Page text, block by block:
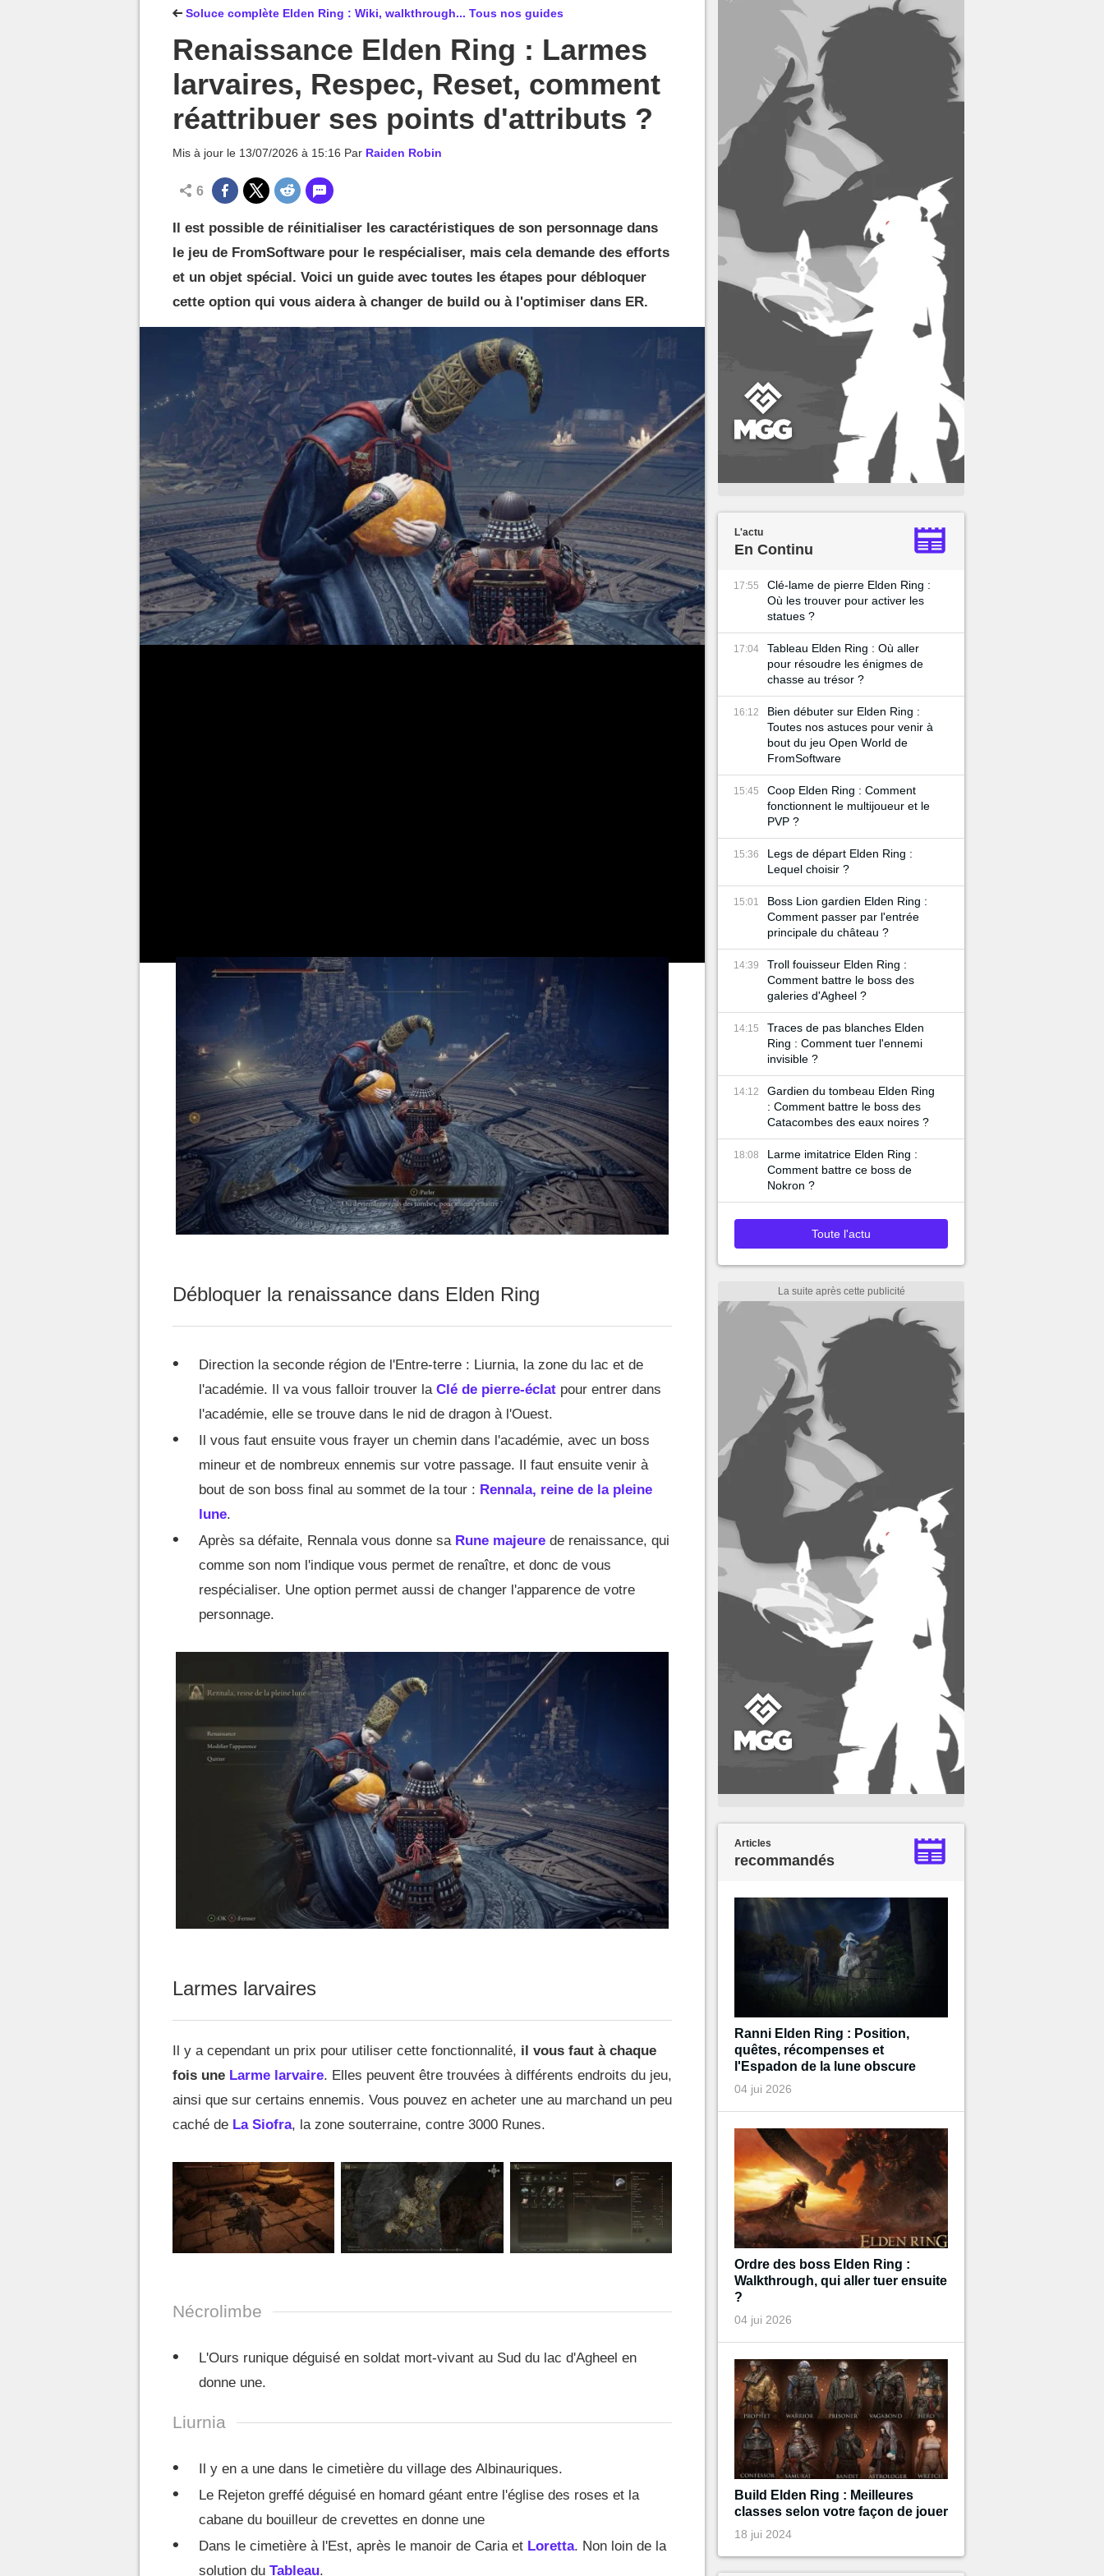
Soluce complète Elden Ring : Wiki, walkthrough... Tous nos guides
Renaissance Elden Ring : Larmes
larvaires, Respec, Reset, comment
réattribuer ses points d'attributs ?
Mis à jour le 13/07/2026 à 15:16 Par Raiden Robin
6
Il est possible de réinitialiser les caractéristiques de son personnage dans
le jeu de FromSoftware pour le respécialiser, mais cela demande des efforts
et un objet spécial. Voici un guide avec toutes les étapes pour débloquer
cette option qui vous aidera à changer de build ou à l'optimiser dans ER.
Débloquer la renaissance dans Elden Ring
Direction la seconde région de l'Entre-terre : Liurnia, la zone du lac et de
l'académie. Il va vous falloir trouver la Clé de pierre-éclat pour entrer dans
l'académie, elle se trouve dans le nid de dragon à l'Ouest.
Il vous faut ensuite vous frayer un chemin dans l'académie, avec un boss
mineur et de nombreux ennemis sur votre passage. Il faut ensuite venir à
bout de son boss final au sommet de la tour : Rennala, reine de la pleine
lune.
Après sa défaite, Rennala vous donne sa Rune majeure de renaissance, qui
comme son nom l'indique vous permet de renaître, et donc de vous
respécialiser. Une option permet aussi de changer l'apparence de votre
personnage.
Larmes larvaires
Il y a cependant un prix pour utiliser cette fonctionnalité, il vous faut à chaque
fois une Larme larvaire. Elles peuvent être trouvées à différents endroits du jeu,
ainsi que sur certains ennemis. Vous pouvez en acheter une au marchand un peu
caché de La Siofra, la zone souterraine, contre 3000 Runes.
Nécrolimbe
L'Ours runique déguisé en soldat mort-vivant au Sud du lac d'Agheel en
donne une.
Liurnia
Il y en a une dans le cimetière du village des Albinauriques.
Le Rejeton greffé déguisé en homard géant entre l'église des roses et la
cabane du bouilleur de crevettes en donne une
Dans le cimetière à l'Est, après le manoir de Caria et Loretta. Non loin de la
solution du Tableau.
L'actu
En Continu
17:55
Clé-lame de pierre Elden Ring :
Où les trouver pour activer les
statues ?
17:04
Tableau Elden Ring : Où aller
pour résoudre les énigmes de
chasse au trésor ?
16:12
Bien débuter sur Elden Ring :
Toutes nos astuces pour venir à
bout du jeu Open World de
FromSoftware
15:45
Coop Elden Ring : Comment
fonctionnent le multijoueur et le
PVP ?
15:36
Legs de départ Elden Ring :
Lequel choisir ?
15:01
Boss Lion gardien Elden Ring :
Comment passer par l'entrée
principale du château ?
14:39
Troll fouisseur Elden Ring :
Comment battre le boss des
galeries d'Agheel ?
14:15
Traces de pas blanches Elden
Ring : Comment tuer l'ennemi
invisible ?
14:12
Gardien du tombeau Elden Ring
: Comment battre le boss des
Catacombes des eaux noires ?
18:08
Larme imitatrice Elden Ring :
Comment battre ce boss de
Nokron ?
Toute l'actu
Articles
recommandés
Ranni Elden Ring : Position,
quêtes, récompenses et
l'Espadon de la lune obscure
04 jui 2026
Ordre des boss Elden Ring :
Walkthrough, qui aller tuer ensuite
?
04 jui 2026
Build Elden Ring : Meilleures
classes selon votre façon de jouer
18 jui 2024